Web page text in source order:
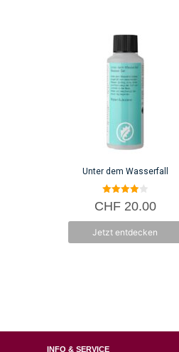
Unter dem Wasserfall
4.00
von 5
CHF20.00
Jetzt entdecken
INFO & SERVICE